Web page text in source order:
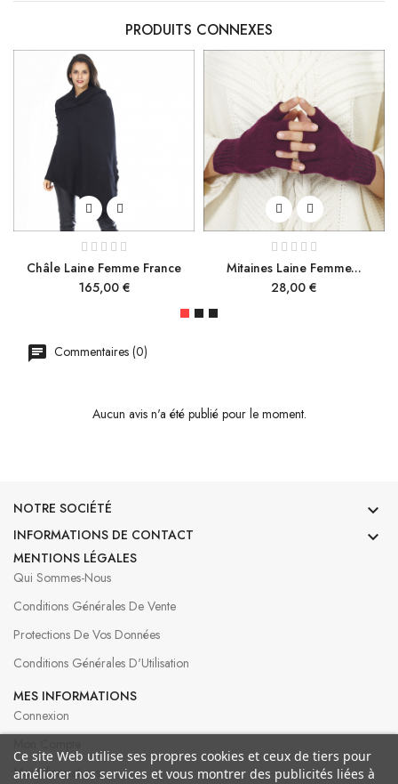
PRODUITS CONNEXES
Châle Laine Femme France
Prix
165,00 €
Mitaines Laine Femme...
Prix
28,00 €
Commentaires (0)
Aucun avis n'a été publié pour le moment.
NOTRE SOCIÉTÉ 
INFORMATIONS DE CONTACT 
MENTIONS LÉGALES
Qui Sommes-Nous
Conditions Générales De Vente
Protections De Vos Données
Conditions Générales D'Utilisation
MES INFORMATIONS
Connexion
Mes Informations
Ce site Web utilise ses propres cookies et ceux de tiers pour
améliorer nos services et vous montrer des publicités liées à